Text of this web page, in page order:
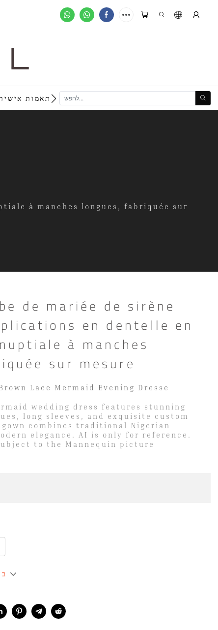
L
הזמנות מותאמות
à manches longues, fabriquée sur
de mariée de sirène
en dentelle en
à manches
sur mesure
Lace Mermaid Evening Dresse
wedding dress features stunning
long sleeves, and exquisite custom
combines traditional Nigerian
elegance. AI is only for reference.
to the Mannequin picture